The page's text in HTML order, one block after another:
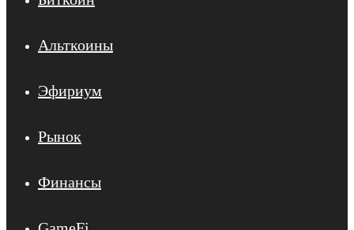
Альткоины
Эфириум
Рынок
Финансы